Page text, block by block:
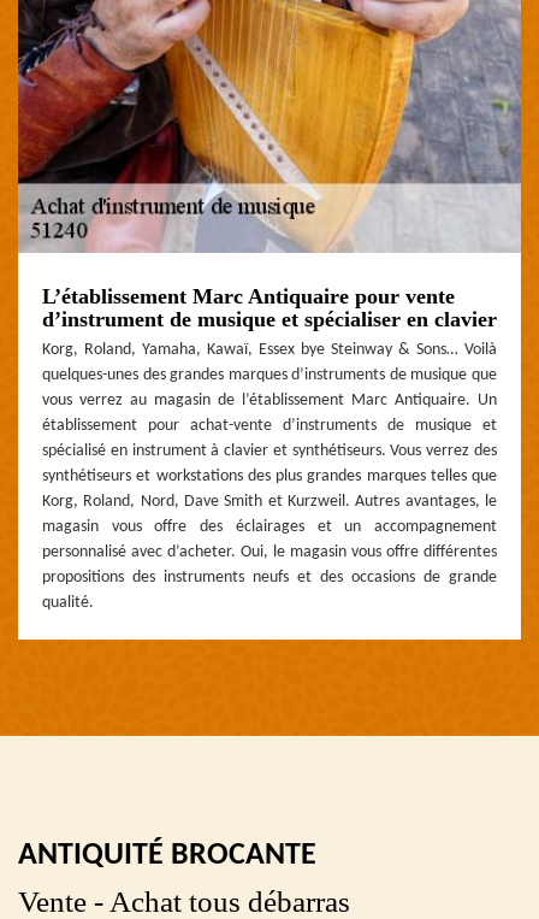
L’établissement Marc Antiquaire pour vente
d’instrument de musique et spécialiser en clavier
Korg, Roland, Yamaha, Kawaï, Essex bye Steinway & Sons… Voilà
quelques-unes des grandes marques d’instruments de musique que
vous verrez au magasin de l’établissement Marc Antiquaire. Un
établissement pour achat-vente d’instruments de musique et
spécialisé en instrument à clavier et synthétiseurs. Vous verrez des
synthétiseurs et workstations des plus grandes marques telles que
Korg, Roland, Nord, Dave Smith et Kurzweil. Autres avantages, le
magasin vous offre des éclairages et un accompagnement
personnalisé avec d’acheter. Oui, le magasin vous offre différentes
propositions des instruments neufs et des occasions de grande
qualité.
ANTIQUITÉ BROCANTE
Vente - Achat tous débarras